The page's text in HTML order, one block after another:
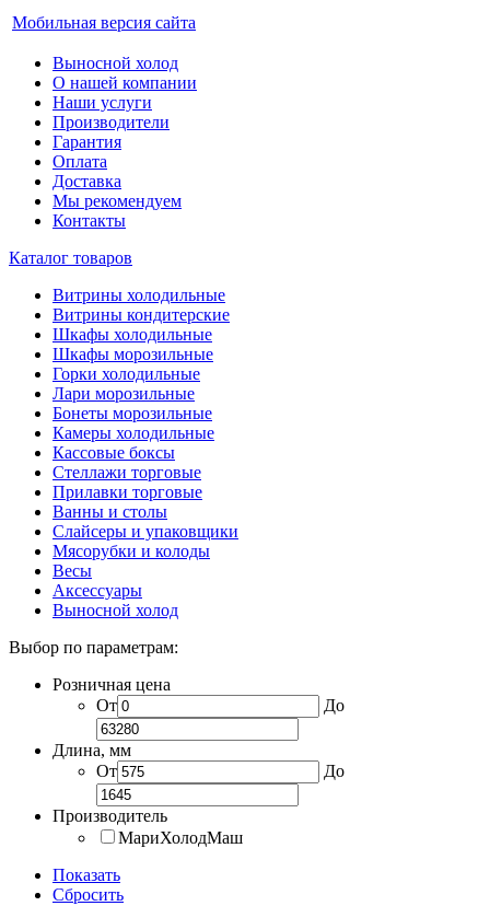
Мобильная версия сайта
Выносной холод
О нашей компании
Наши услуги
Производители
Гарантия
Оплата
Доставка
Мы рекомендуем
Контакты
Каталог товаров
Витрины холодильные
Витрины кондитерские
Шкафы холодильные
Шкафы морозильные
Горки холодильные
Лари морозильные
Бонеты морозильные
Камеры холодильные
Кассовые боксы
Стеллажи торговые
Прилавки торговые
Ванны и столы
Слайсеры и упаковщики
Мясорубки и колоды
Весы
Аксессуары
Выносной холод
Выбор по параметрам:
Розничная цена
От
До
Длина, мм
От
До
Производитель
МариХолодМаш
Показать
Сбросить